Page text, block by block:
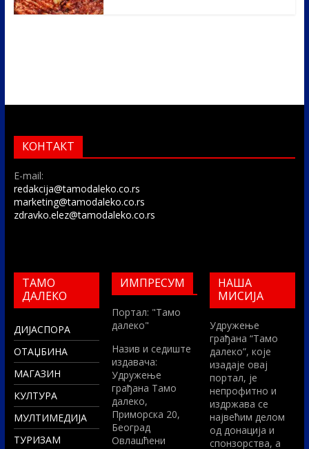
КОНТАКТ
E-mail:
redakcija@tamodaleko.co.rs
marketing@tamodaleko.co.rs
zdravko.elez@tamodaleko.co.rs
ТАМО
ДАЛЕКО
ДИЈАСПОРА
ОТАЏБИНА
МАГАЗИН
КУЛТУРА
МУЛТИМЕДИЈА
ТУРИЗАМ
ИМПРЕСУМ
Портал: "Тамо
далеко"
Назив и седиште
издавача:
Удружење
грађана Тамо
далеко,
Приморска 20,
Београд
Овлашћени
НАША
МИСИЈА
Удружење
грађана “Тамо
далеко”, које
изадаје овај
портал, је
непрофитно и
издржава се
највећим делом
од донација и
спонзорства, а